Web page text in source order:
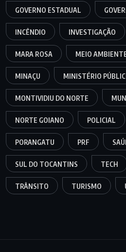
GOVERNO ESTADUAL
INCÊNDIO INVESTIGAÇÃO
MARA ROSA MEIO
MINAÇU MINISTÉRIO
MONTIVIDIU DO NORTE
NORTE GOIANO POLICIAL
PORANGATU PRF
SUL DO TOCANTINS TECH
TRÂNSITO TURISMO